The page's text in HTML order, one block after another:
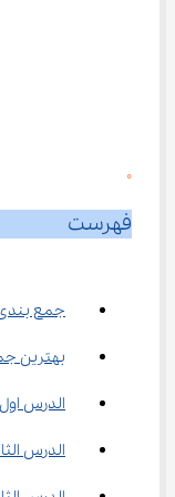
0
فهرست
جمع بندی
بهترین
الدرس
الدرس